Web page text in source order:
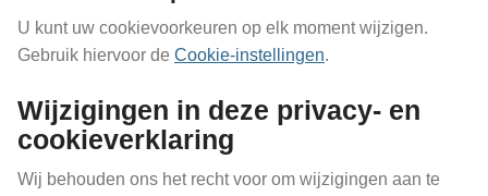
U kunt uw cookievoorkeuren op elk moment wijzigen.
Gebruik hiervoor de Cookie-instellingen.
Wijzigingen in deze privacy- en
cookieverklaring
Wij behouden ons het recht voor om wijzigingen aan te